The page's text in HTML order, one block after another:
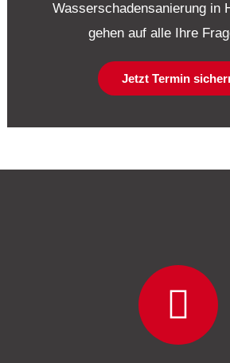
Wasserschadensanierung in
gehen auf alle Ihre
Jetzt Termin